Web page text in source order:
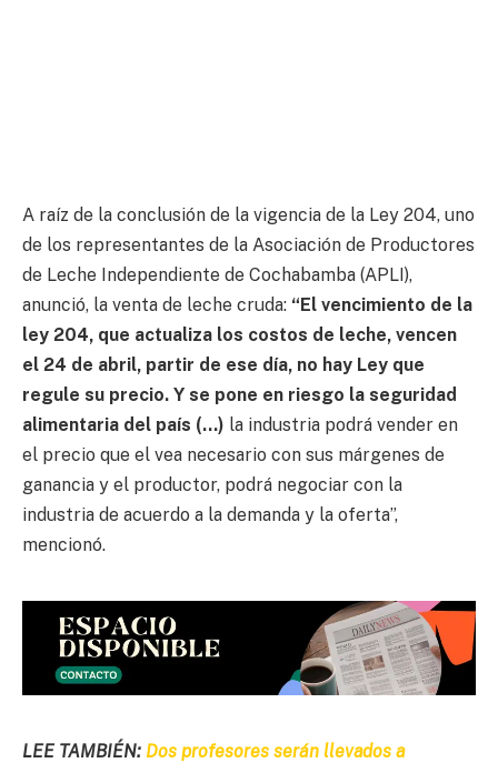
A raíz de la conclusión de la vigencia de la Ley 204, uno
de los representantes de la Asociación de Productores
de Leche Independiente de Cochabamba (APLI),
anunció, la venta de leche cruda: “El vencimiento de la
ley 204, que actualiza los costos de leche, vencen
el 24 de abril, partir de ese día, no hay Ley que
regule su precio. Y se pone en riesgo la seguridad
alimentaria del país (…) la industria podrá vender en
el precio que el vea necesario con sus márgenes de
ganancia y el productor, podrá negociar con la
industria de acuerdo a la demanda y la oferta”,
mencionó.
LEE TAMBIÉN: Dos profesores serán llevados a